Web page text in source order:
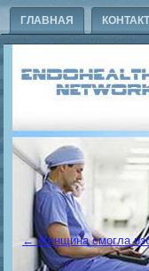
ГЛАВНАЯ
←Женщина смогла